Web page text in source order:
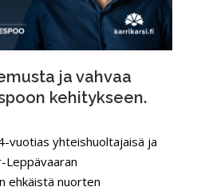
ja vahvaa
kehitykseen.
vuotias yhteishuoltajaisä ja
Leppävaaran
ehkäistä nuorten